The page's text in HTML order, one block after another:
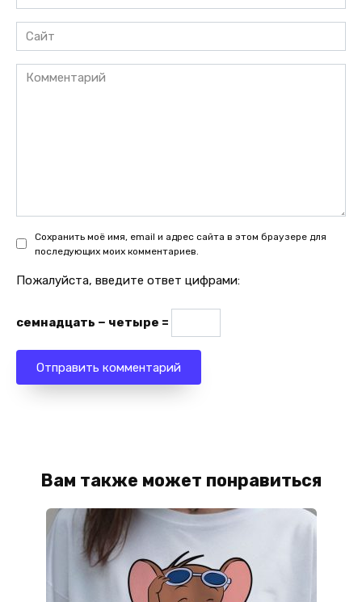
*
Сайт
Комментарий
Сохранить моё имя, email и адрес сайта в этом браузере для
последующих моих комментариев.
Пожалуйста, введите ответ цифрами:
семнадцать − четыре =
Вам также может понравиться